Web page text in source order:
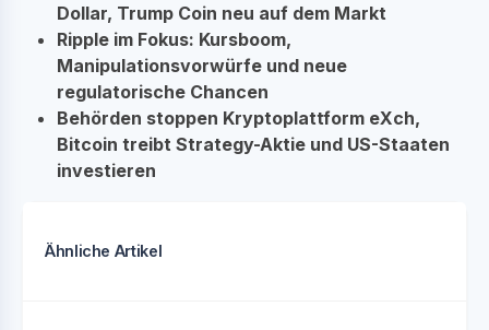
Dollar, Trump Coin neu auf dem Markt
Ripple im Fokus: Kursboom,
Manipulationsvorwürfe und neue
regulatorische Chancen
Behörden stoppen Kryptoplattform eXch,
Bitcoin treibt Strategy-Aktie und US-Staaten
investieren
Ähnliche Artikel